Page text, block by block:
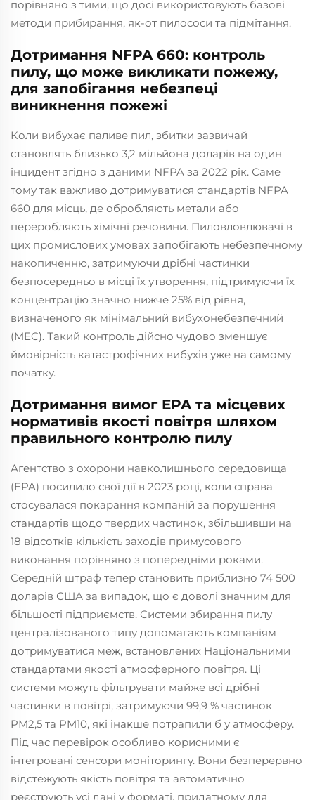
порівняно з тими, що досі використовують базові
методи прибирання, як-от пилососи та підмітання.
Дотримання NFPA 660: контроль
пилу, що може викликати пожежу,
для запобігання небезпеці
виникнення пожежі
Коли вибухає паливе пил, збитки зазвичай
становлять близько 3,2 мільйона доларів на один
інцидент згідно з даними NFPA за 2022 рік. Саме
тому так важливо дотримуватися стандартів NFPA
660 для місць, де обробляють метали або
переробляють хімічні речовини. Пиловловлювачі в
цих промислових умовах запобігають небезпечному
накопиченню, затримуючи дрібні частинки
безпосередньо в місці їх утворення, підтримуючи їх
концентрацію значно нижче 25% від рівня,
визначеного як мінімальний вибухонебезпечний
(MEC). Такий контроль дійсно чудово зменшує
ймовірність катастрофічних вибухів уже на самому
початку.
Дотримання вимог EPA та місцевих
нормативів якості повітря шляхом
правильного контролю пилу
Агентство з охорони навколишнього середовища
(EPA) посилило свої дії в 2023 році, коли справа
стосувалася покарання компаній за порушення
стандартів щодо твердих частинок, збільшивши на
18 відсотків кількість заходів примусового
виконання порівняно з попередніми роками.
Середній штраф тепер становить приблизно 74 500
доларів США за випадок, що є доволі значним для
більшості підприємств. Системи збирання пилу
централізованого типу допомагають компаніям
дотримуватися меж, встановлених Національними
стандартами якості атмосферного повітря. Ці
системи можуть фільтрувати майже всі дрібні
частинки в повітрі, затримуючи 99,9 % частинок
PM2,5 та PM10, які інакше потрапили б у атмосферу.
Під час перевірок особливо корисними є
інтегровані сенсори моніторингу. Вони безперервно
відстежують якість повітря та автоматично
реєструють усі дані у форматі, придатному для